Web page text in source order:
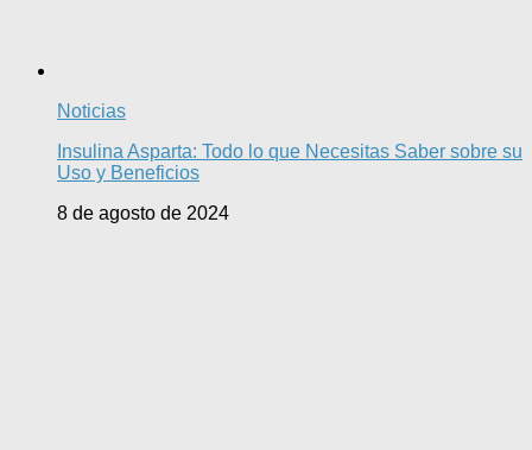
Noticias
Insulina Asparta: Todo lo que Necesitas Saber sobre su
Uso y Beneficios
8 de agosto de 2024